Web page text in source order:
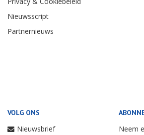
Nieuwsscript
Partnernieuws
VOLG ONS
Nieuwsbrief
Neem